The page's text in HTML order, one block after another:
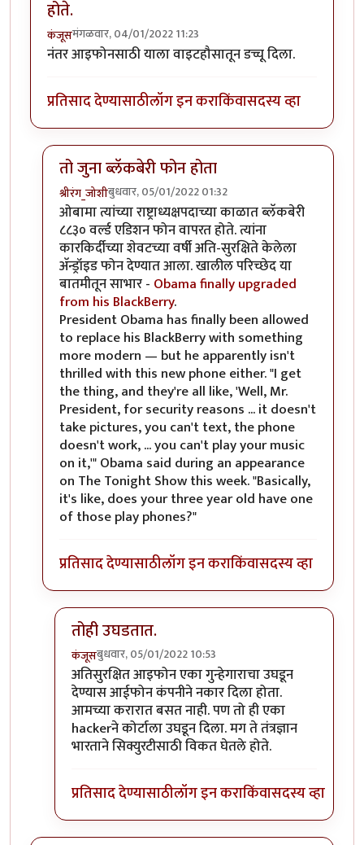
होते.
कंजूसमंगळवार, 04/01/2022 11:23
नंतर आइफोनसाठी याला वाइटहौसातून डच्चू दिला.
प्रतिसाद देण्यासाठीलॉग इन कराकिंवासदस्य व्हा
तो जुना ब्लॅकबेरी फोन होता
श्रीरंग_जोशीबुधवार, 05/01/2022 01:32
In reply toUsA मध्ये वाईट हाऊस हाच वापरत होते.
ओबामा त्यांच्या राष्ट्राध्यक्षपदाच्या काळात ब्लॅकबेरी
८८३० वर्ल्ड एडिशन फोन वापरत होते. त्यांना
कारकिर्दीच्या शेवटच्या वर्षी अति-सुरक्षिते केलेला
अ‍ॅन्ड्रॉइड फोन देण्यात आला. खालील परिच्छेद या
बातमीतून साभार - Obama finally upgraded
from his BlackBerry.
President Obama has finally been allowed
to replace his BlackBerry with something
more modern — but he apparently isn't
thrilled with this new phone either. "I get
the thing, and they're all like, 'Well, Mr.
President, for security reasons ... it doesn't
take pictures, you can't text, the phone
doesn't work, ... you can't play your music
on it,'" Obama said during an appearance
on The Tonight Show this week. "Basically,
it's like, does your three year old have one
of those play phones?"
प्रतिसाद देण्यासाठीलॉग इन कराकिंवासदस्य व्हा
तोही उघडतात.
कंजूसबुधवार, 05/01/2022 10:53
In reply toतो जुना ब्लॅकबेरी फोन होताbyश्रीरंग_जोशी
अतिसुरक्षित आइफोन एका गुन्हेगाराचा उघडून
देण्यास आईफोन कंपनीने नकार दिला होता.
आमच्या करारात बसत नाही. पण तो ही एका
hackerने कोर्टाला उघडून दिला. मग ते तंत्रज्ञान
भारताने सिक्युरटीसाठी विकत घेतले होते.
प्रतिसाद देण्यासाठीलॉग इन कराकिंवासदस्य व्हा